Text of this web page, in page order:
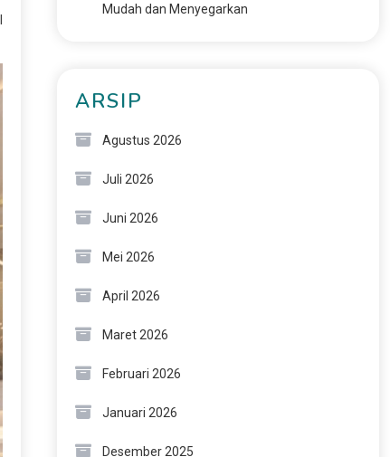
Mudah dan Menyegarkan
ARSIP
Agustus 2026
Juli 2026
Juni 2026
Mei 2026
April 2026
Maret 2026
Februari 2026
Januari 2026
Desember 2025